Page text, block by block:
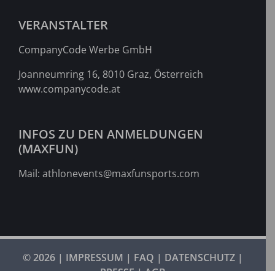
VERANSTALTER
CompanyCode Werbe GmbH
Joanneumring 16, 8010 Graz, Österreich
www.companycode.at
INFOS ZU DEN ANMELDUNGEN
(MAXFUN)
Mail: athlonevents@maxfunsports.com
© 2026 | IMPRESSUM | FAQ | DATENSCHUTZ |